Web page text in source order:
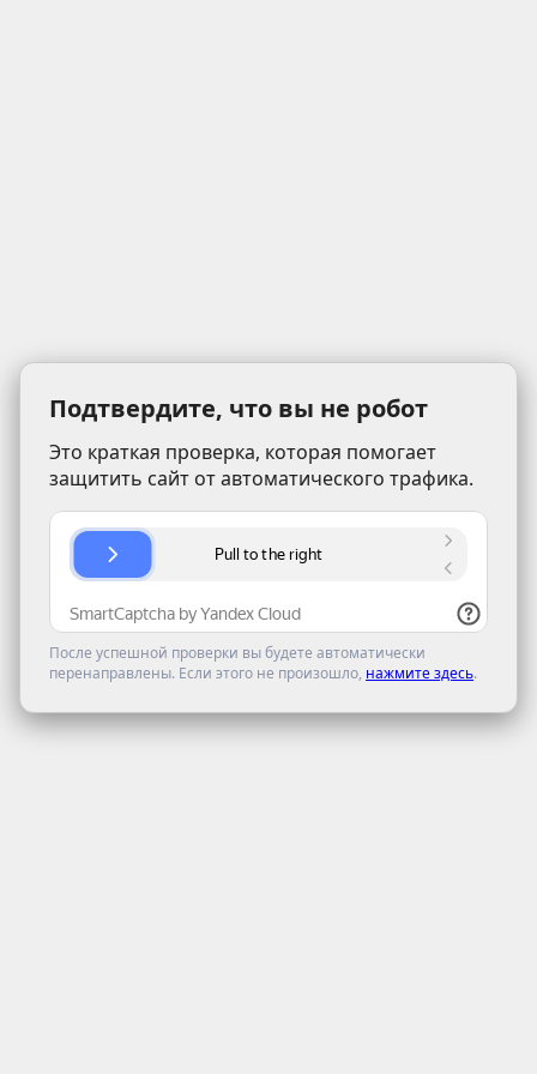
Подтвердите, что вы не робот
Это краткая проверка, которая помогает
защитить сайт от автоматического трафика.
После успешной проверки вы будете автоматически
перенаправлены. Если этого не произошло, нажмите здесь.